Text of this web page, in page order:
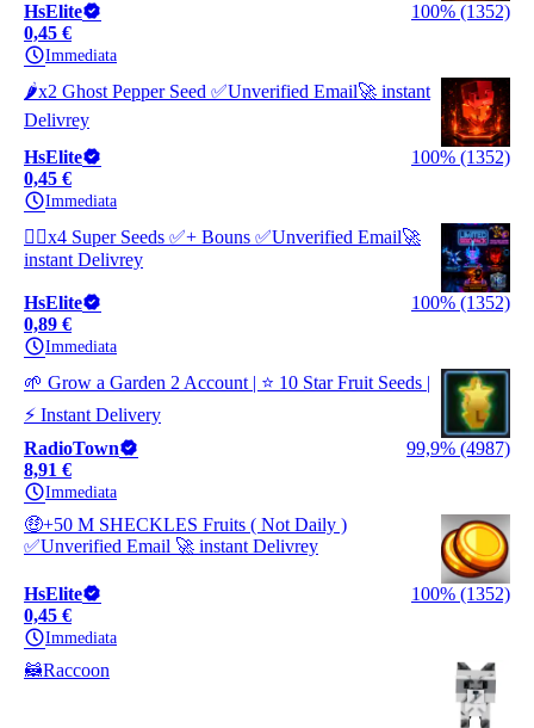
HsElite
100% (1352)
0,45 €
Immediata
🌶️x2 Ghost Pepper Seed ✅️Unverified Email🚀 instant
Delivrey
HsElite
100% (1352)
0,45 €
Immediata
❤️‍🔥x4 Super Seeds ✅️+ Bouns ✅️Unverified Email🚀
instant Delivrey
HsElite
100% (1352)
0,89 €
Immediata
🌱 Grow a Garden 2 Account | ⭐ 10 Star Fruit Seeds |
⚡ Instant Delivery
RadioTown
99,9% (4987)
8,91 €
Immediata
🤑+50 M SHECKLES Fruits ( Not Daily )
✅️Unverified Email 🚀 instant Delivrey
HsElite
100% (1352)
0,45 €
Immediata
🦝Raccoon